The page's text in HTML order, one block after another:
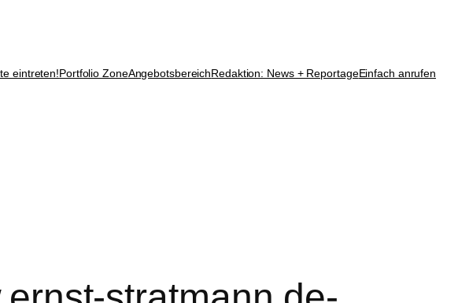
eintreten!Portfolio ZoneAngebotsbereichRedaktion: News + ReportageEinfach anrufen